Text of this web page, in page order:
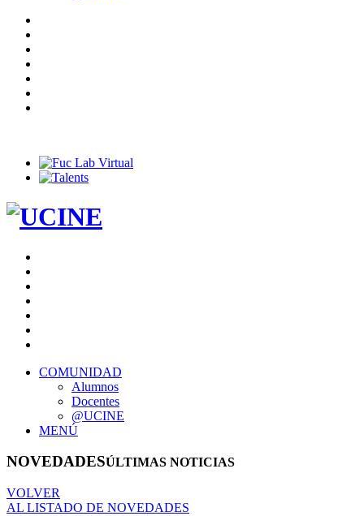
COMUNIDAD
Alumnos
Docentes
@UCINE
MENÚ
NOVEDADESÚLTIMAS NOTICIAS
VOLVER
AL LISTADO DE NOVEDADES